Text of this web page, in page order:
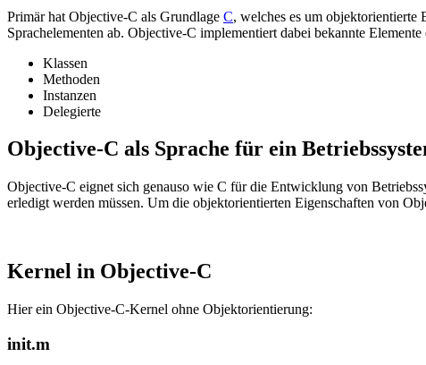
Primär hat Objective-C als Grundlage C, welches es um objektorientierte
Sprachelementen ab. Objective-C implementiert dabei bekannte
Klassen
Methoden
Instanzen
Delegierte
Objective-C als Sprache für ein
Objective-C eignet sich genauso wie C für die Entwicklung von
erledigt werden müssen. Um die objektorientierten Eigenschaften von
Kernel in Objective-C
Hier ein Objective-C-Kernel ohne Objektorientierung:
init.m